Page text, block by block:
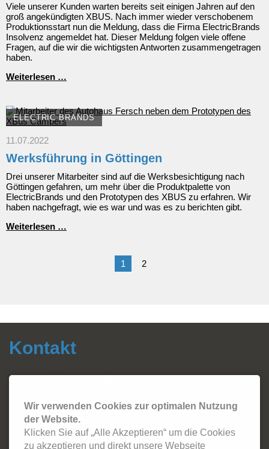
Viele unserer Kunden warten bereits seit einigen Jahren auf den
groß angekündigten XBUS. Nach immer wieder verschobenem
Produktionsstart nun die Meldung, dass die Firma ElectricBrands
Insolvenz angemeldet hat. Dieser Meldung folgen viele offene
Fragen, auf die wir die wichtigsten Antworten zusammengetragen
haben.
Weiterlesen …
an
ELECTRIC BRANDS
11.07.2022
Werksführung in Göttingen
Drei unserer Mitarbeiter sind auf die Werksbesichtigung nach
Göttingen gefahren, um mehr über die Produktpalette von
ElectricBrands und den Prototypen des XBUS zu erfahren. Wir
haben nachgefragt, wie es war und was es zu berichten gibt.
Weiterlesen …
1
2
Kontakt
Autohaus Fersch GmbH
Tel.:08324 - 2420
Email:info@autohaus-fersch.de
WhatsApp: +49 178/894 2786
Wir verwenden Cookies zur optimalen Nutzung
der Website.
Klicken Sie auf „Alle Akzeptieren“ um die Cookies
zu akzeptieren und direkt unsere Webseite